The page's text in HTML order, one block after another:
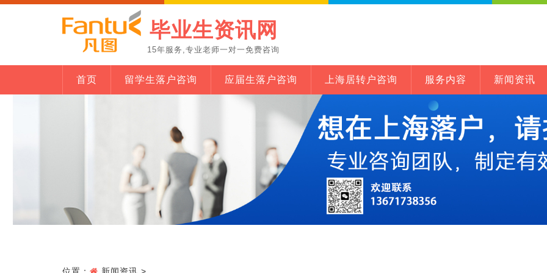
毕业生资讯网
15年服务,专业老师一对一免费咨询
首页 留学生落户咨询 应届生落户咨询 上海居转户咨询 服务内容 新闻资讯